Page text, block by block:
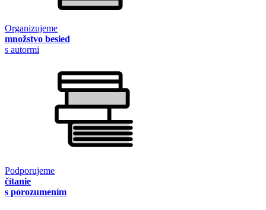
Organizujeme
množstvo besied
s autormi
Podporujeme
čítanie
s porozumením